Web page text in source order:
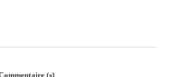
(s)